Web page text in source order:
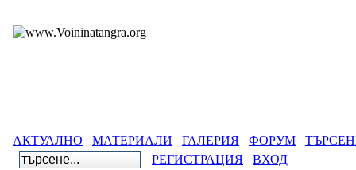
АКТУАЛНО МАТЕРИАЛИ ГАЛЕРИЯ ФОРУМ
РЕГИСТРАЦИЯ
ВХОД